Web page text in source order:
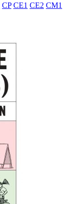
CP CE1 CE2 CM1